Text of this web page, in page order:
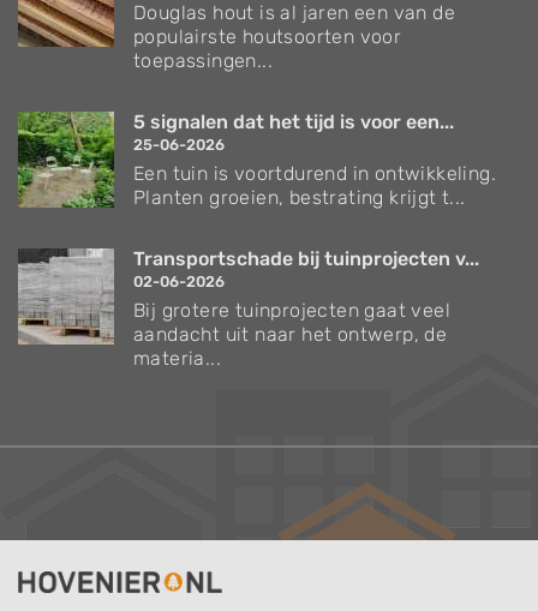
Douglas hout is al jaren een van de
populairste houtsoorten voor
toepassingen...
5 signalen dat het tijd is voor een...
25-06-2026
Een tuin is voortdurend in ontwikkeling.
Planten groeien, bestrating krijgt t...
Transportschade bij tuinprojecten v...
02-06-2026
Bij grotere tuinprojecten gaat veel
aandacht uit naar het ontwerp, de
materia...